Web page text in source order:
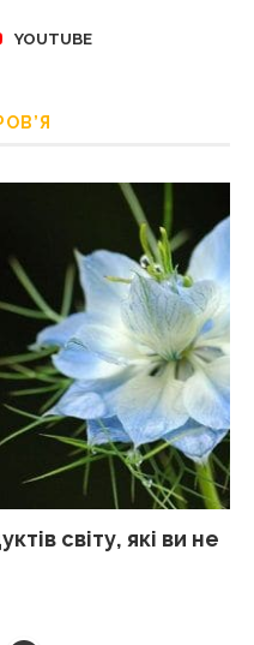
YOUTUBE
світу, які ви не